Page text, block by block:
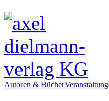
Autoren & Bücher